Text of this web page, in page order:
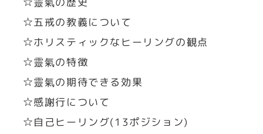
☆五戒の教義について
☆ホリスティックなヒーリングの観点
☆靈氣の特徴
☆靈氣の期待できる効果
☆感謝行について
☆自己ヒーリング(13ポジション)